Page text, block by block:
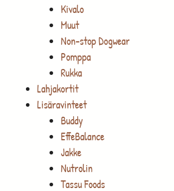
Kivalo
Muut
Non-stop Dogwear
Pomppa
Rukka
Lahjakortit
Lisäravinteet
Buddy
EffeBalance
Jakke
Nutrolin
Tassu Foods